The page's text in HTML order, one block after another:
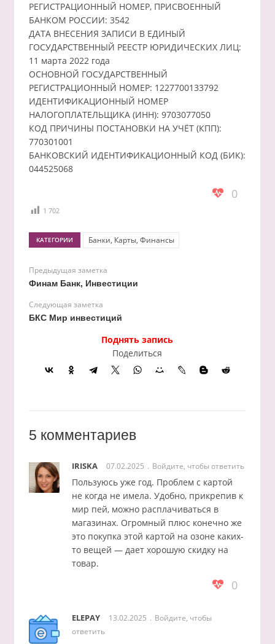
РЕГИСТРАЦИОННЫЙ НОМЕР, ПРИСВОЕННЫЙ
БАНКОМ РОССИИ: 3542
ДАТА ВНЕСЕНИЯ ЗАПИСИ В ЕДИНЫЙ
ГОСУДАРСТВЕННЫЙ РЕЕСТР ЮРИДИЧЕСКИХ ЛИЦ:
11 марта 2022 года
ОСНОВНОЙ ГОСУДАРСТВЕННЫЙ
РЕГИСТРАЦИОННЫЙ НОМЕР: 1227700133792
ИДЕНТИФИКАЦИОННЫЙ НОМЕР
НАЛОГОПЛАТЕЛЬЩИКА (ИНН): 9703077050
КОД ПРИЧИНЫ ПОСТАНОВКИ НА УЧЁТ (КПП):
770301001
БАНКОВСКИЙ ИДЕНТИФИКАЦИОННЫЙ КОД (БИК):
044525068
0
1 702
КАТЕГОРИИ Банки, Карты, Финансы
Предыдущая заметка
Финам Банк, Инвестиции
Следующая заметка
БКС Мир инвестиций
Поднять запись
Поделиться
5 комментариев
IRISKA 07.02.2025 Войдите, чтобы ответить
Пользуюсь уже год. Проблем с картой
не когда не имела. Удобно, прикрепив к
мир пей, можно расплачиваться в
магазинах. Огромный плюс конечно же
это покупка этой картой на озоне каких-
то вещей — дает хорошую скидку на
товар.
0
ELEPAY 13.02.2025
Войдите, чтобы
ответить